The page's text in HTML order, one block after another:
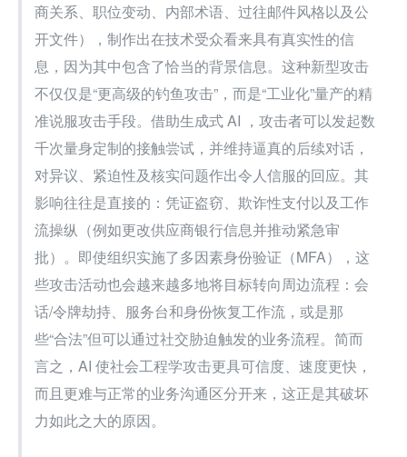
商关系、职位变动、内部术语、过往邮件风格以及公
开文件），制作出在技术受众看来具有真实性的信
息，因为其中包含了恰当的背景信息。这种新型攻击
不仅仅是“更高级的钓鱼攻击”，而是“工业化”量产的精
准说服攻击手段。借助生成式 AI ，攻击者可以发起数
千次量身定制的接触尝试，并维持逼真的后续对话，
对异议、紧迫性及核实问题作出令人信服的回应。其
影响往往是直接的：凭证盗窃、欺诈性支付以及工作
流操纵（例如更改供应商银行信息并推动紧急审
批）。即使组织实施了多因素身份验证（MFA），这
些攻击活动也会越来越多地将目标转向周边流程：会
话/令牌劫持、服务台和身份恢复工作流，或是那
些“合法”但可以通过社交胁迫触发的业务流程。简而
言之，AI 使社会工程学攻击更具可信度、速度更快，
而且更难与正常的业务沟通区分开来，这正是其破坏
力如此之大的原因。